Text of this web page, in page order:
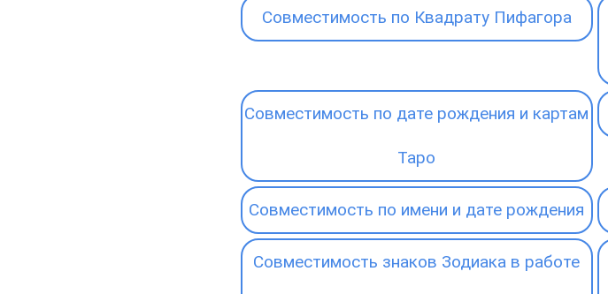
Совместимость по Квадрату Пифагора
Совместимость по дате рождения и картам
Таро
Совместимость по имени и дате рождения
Совместимость знаков Зодиака в работе